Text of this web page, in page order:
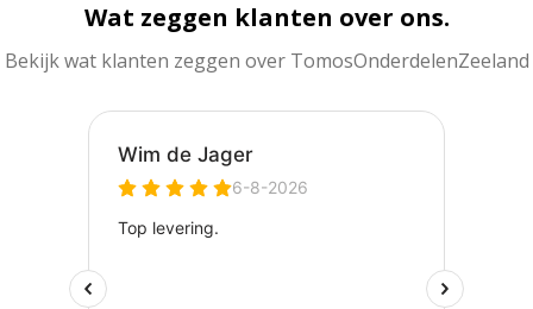
Wat zeggen klanten over ons.
Bekijk wat klanten zeggen over TomosOnderdelenZeeland